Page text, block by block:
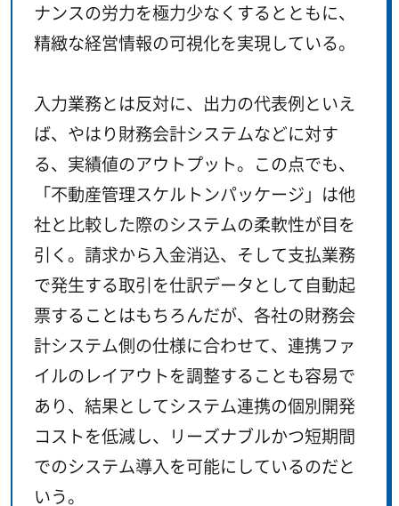
ナンスの労力を極力少なくするとともに、
精緻な経営情報の可視化を実現している。
入力業務とは反対に、出力の代表例といえ
ば、やはり財務会計システムなどに対す
る、実績値のアウトプット。この点でも、
「不動産管理スケルトンパッケージ」は他
社と比較した際のシステムの柔軟性が目を
引く。請求から入金消込、そして支払業務
で発生する取引を仕訳データとして自動起
票することはもちろんだが、各社の財務会
計システム側の仕様に合わせて、連携ファ
イルのレイアウトを調整することも容易で
あり、結果としてシステム連携の個別開発
コストを低減し、リーズナブルかつ短期間
でのシステム導入を可能にしているのだと
いう。